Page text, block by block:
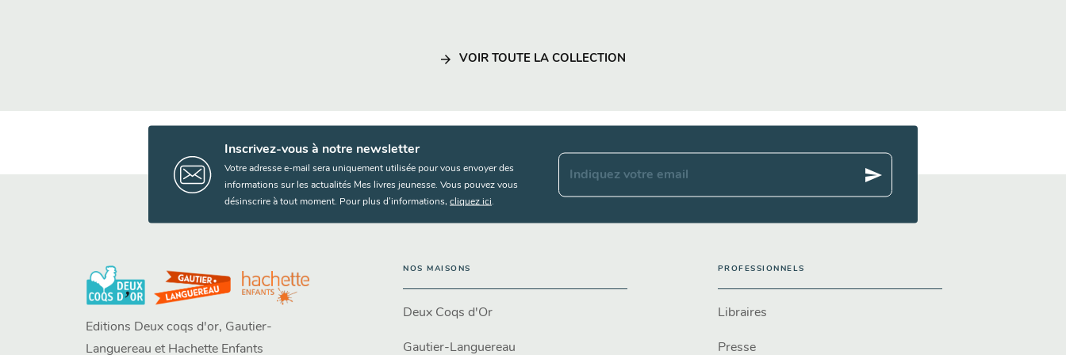
arrow_forward VOIR TOUTE LA COLLECTION
Inscrivez-vous à notre newsletter
Votre adresse e-mail sera uniquement utilisée pour vous envoyer des
informations sur les actualités Mes livres jeunesse. Vous pouvez vous
désinscrire à tout moment. Pour plus d’informations, cliquez ici.
Indiquez votre email send
Editions Deux coqs d'or, Gautier-
Languereau et Hachette Enfants
NOS MAISONS
Deux Coqs d'Or
Gautier-Languereau
PROFESSIONNELS
Libraires
Presse